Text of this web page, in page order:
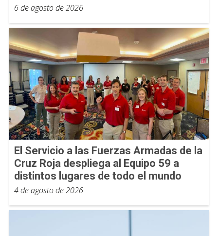
6 de agosto de 2026
El Servicio a las Fuerzas Armadas de la
Cruz Roja despliega al Equipo 59 a
distintos lugares de todo el mundo
4 de agosto de 2026